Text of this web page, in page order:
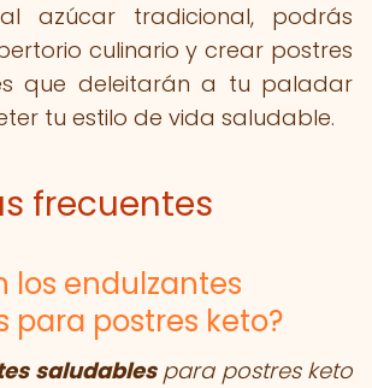
azúcar tradicional, podrás
culinario y crear postres
que deleitarán a tu paladar
tu estilo de vida saludable.
frecuentes
los endulzantes
para postres keto?
saludablespara postres keto